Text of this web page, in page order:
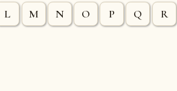
L M N O P Q R